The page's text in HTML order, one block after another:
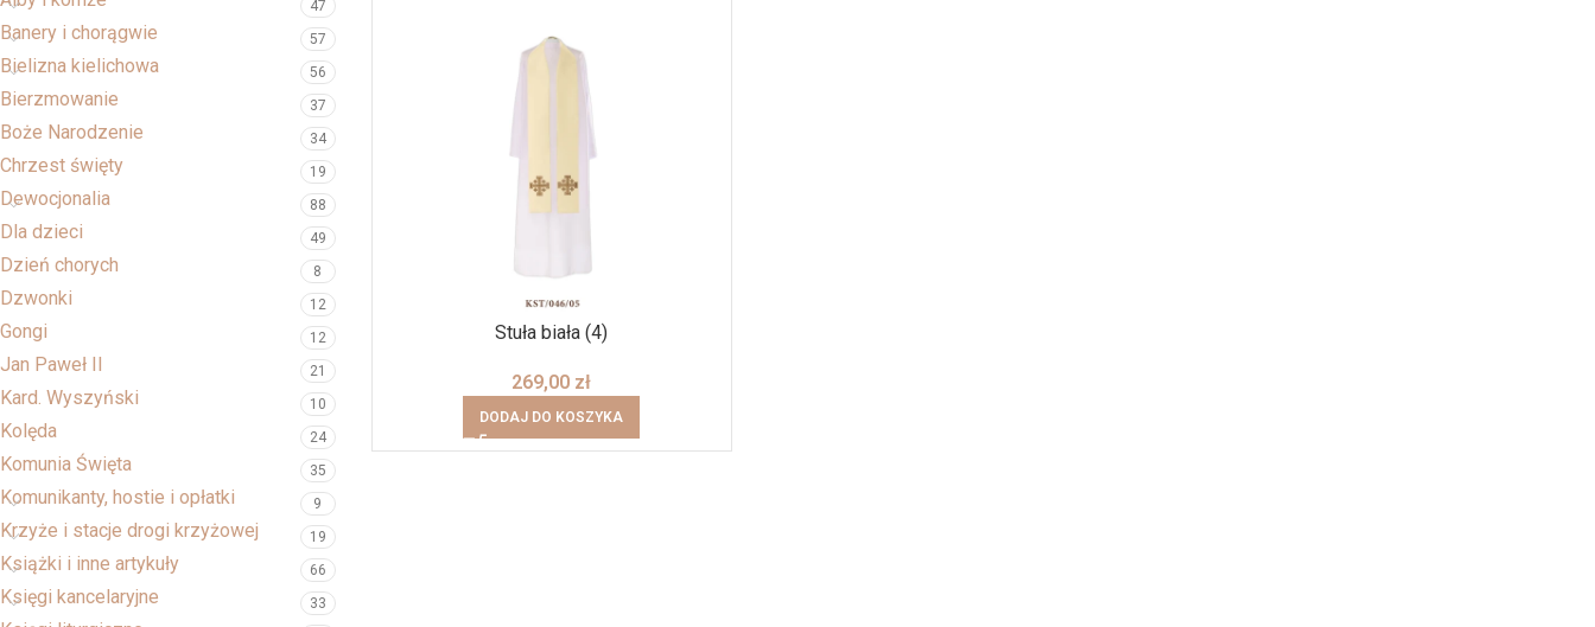
47
Banery i chorągwie 57
Bielizna kielichowa 56
Bierzmowanie 37
Boże Narodzenie 34
Chrzest święty 19
Dewocjonalia 88
Dla dzieci 49
Dzień chorych 8
Dzwonki 12
Gongi 12
Jan Paweł II 21
Kard. Wyszyński 10
Kolęda 24
Komunia Święta 35
Komunikanty, hostie i opłatki 9
Krzyże i stacje drogi krzyżowej 19
Książki i inne artykuły 66
Księgi kancelaryjne 33
Stuła biała (4)
269,00 zł
DODAJ DO KOSZYKA